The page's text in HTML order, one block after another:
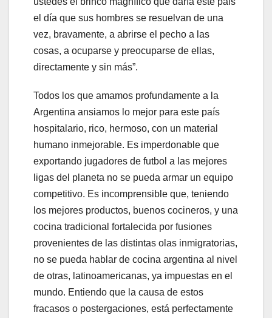
el día que sus hombres se resuelvan de una
vez, bravamente, a abrirse el pecho a las
cosas, a ocuparse y preocuparse de ellas,
directamente y sin más”.
Todos los que amamos profundamente a la
Argentina ansiamos lo mejor para este país
hospitalario, rico, hermoso, con un material
humano inmejorable. Es imperdonable que
exportando jugadores de futbol a las mejores
ligas del planeta no se pueda armar un equipo
competitivo. Es incomprensible que, teniendo
los mejores productos, buenos cocineros, y una
cocina tradicional fortalecida por fusiones
provenientes de las distintas olas inmigratorias,
no se pueda hablar de cocina argentina al nivel
de otras, latinoamericanas, ya impuestas en el
mundo. Entiendo que la causa de estos
fracasos o postergaciones, está perfectamente